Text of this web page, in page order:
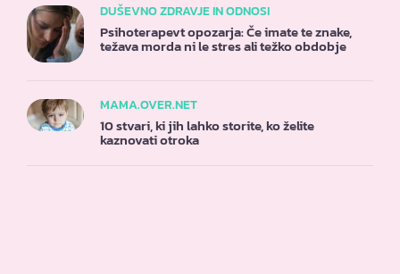
DUŠEVNO ZDRAVJE IN ODNOSI
Psihoterapevt opozarja: Če imate te znake,
težava morda ni le stres ali težko obdobje
MAMA.OVER.NET
10 stvari, ki jih lahko storite, ko želite
kaznovati otroka